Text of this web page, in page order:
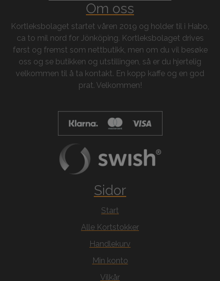
Om oss
Kortleksbolaget startet våren 2019 og holder til i Habo,
ca to mil nord for Jönköping. Kortleksbolaget drives
først og fremst som nettbutikk, men om du vil besøke
oss og se butikken og utstillingen, så er du hjertelig
velkommen til å ta kontakt. En kopp kaffe og en god
prat. Velkommen!
Sidor
Start
Alle Kortstokker
Handlekurv
Min konto
Vilkår